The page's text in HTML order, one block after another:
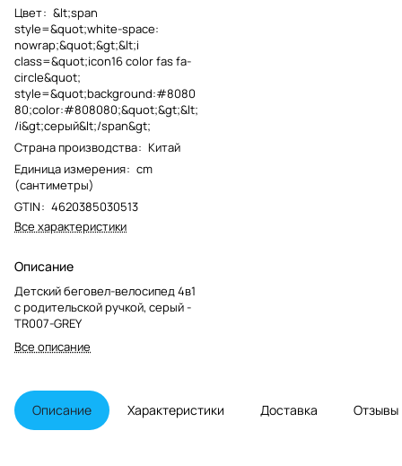
Цвет: &lt;span
style=&quot;white-space:
nowrap;&quot;&gt;&lt;i
class=&quot;icon16 color fas fa-
circle&quot;
style=&quot;background:#8080
80;color:#808080;&quot;&gt;&lt;
/i&gt;серый&lt;/span&gt;
Страна производства: Китай
Единица измерения: cm
(сантиметры)
GTIN: 4620385030513
Все характеристики
Описание
Детский беговел-велосипед 4в1
с родительской ручкой, серый -
TR007-GREY
Все описание
Описание Характеристики Доставка Отзывы